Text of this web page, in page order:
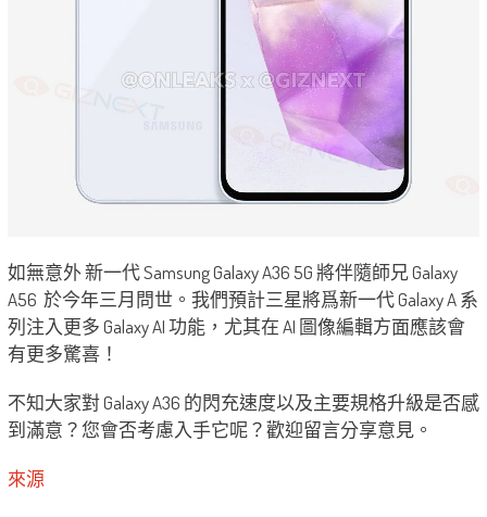
如無意外 新一代 Samsung Galaxy A36 5G 將伴隨師兄 Galaxy
A56 於今年三月問世。我們預計三星將爲新一代 Galaxy A 系
列注入更多 Galaxy AI 功能，尤其在 AI 圖像編輯方面應該會
有更多驚喜！
不知大家對 Galaxy A36 的閃充速度以及主要規格升級是否感
到滿意？您會否考慮入手它呢？歡迎留言分享意見。
來源